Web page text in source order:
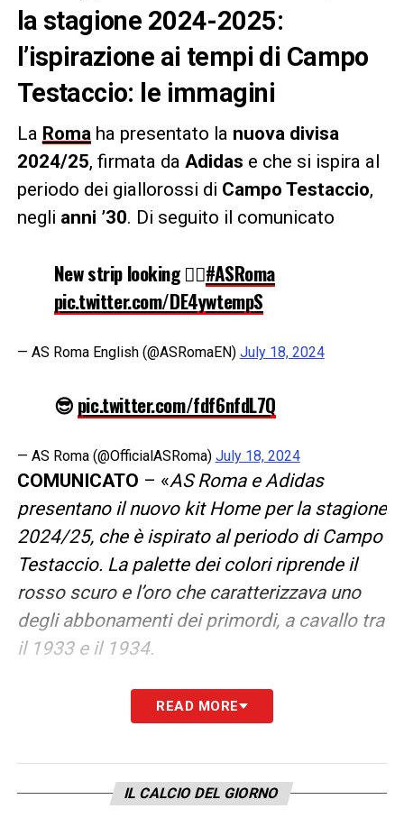
la stagione 2024-2025:
l’ispirazione ai tempi di Campo
Testaccio: le immagini
La Roma ha presentato la nuova divisa
2024/25, firmata da Adidas e che si ispira al
periodo dei giallorossi di Campo Testaccio,
negli anni ’30. Di seguito il comunicato
New strip looking 😮‍💨#ASRoma
pic.twitter.com/DE4ywtempS
— AS Roma English (@ASRomaEN) July 18, 2024
😎pic.twitter.com/fdf6nfdL7Q
— AS Roma (@OfficialASRoma) July 18, 2024
COMUNICATO – «AS Roma e Adidas
presentano il nuovo kit Home per la stagione
2024/25, che è ispirato al periodo di Campo
Testaccio. La palette dei colori riprende il
rosso scuro e l’oro che caratterizzava uno
degli abbonamenti dei primordi, a cavallo tra
il 1933 e il 1934.
Il design scelto per la maglia vuole essere
un omaggio al DNA del club, in un elegante
rivista secondo i canoni contemporanei. La
maglia presenta una base rosso scuro, con
READ MORE
IL CALCIO DEL GIORNO